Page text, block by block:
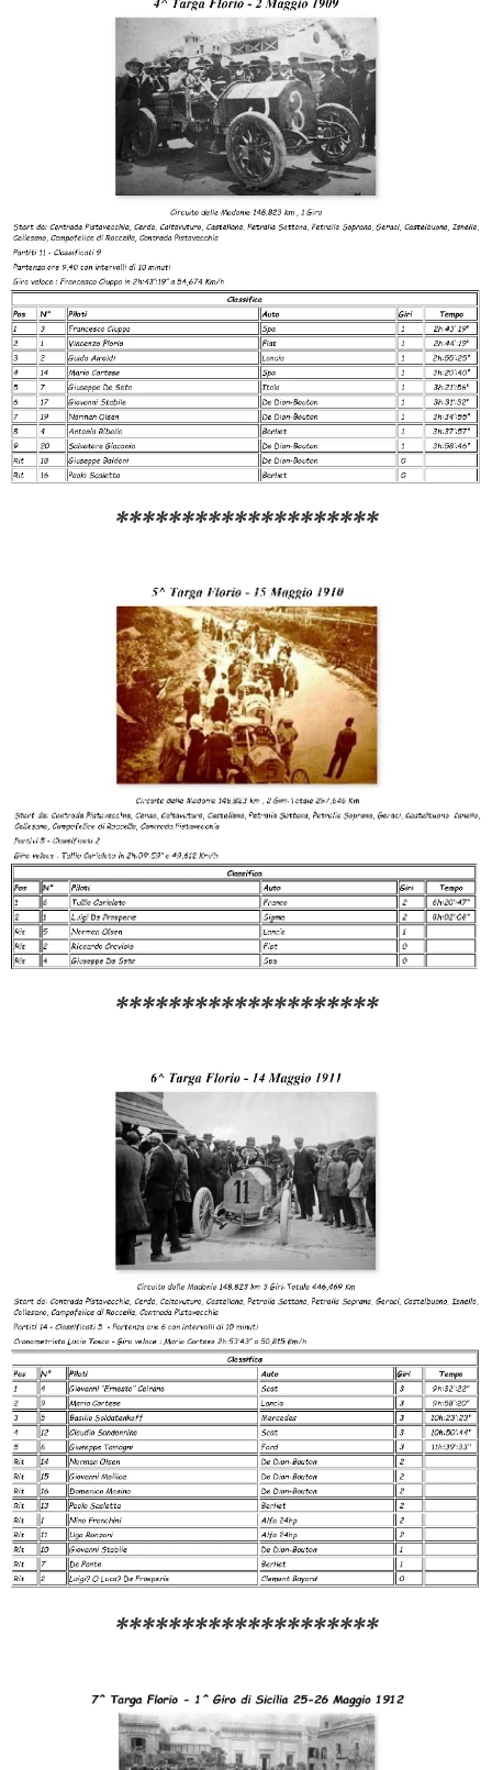
********************
********************
********************